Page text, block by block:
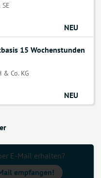
NEU
15 Wochenstunden
& Co. KG
NEU
E-Mail erhalten?
empfangen!